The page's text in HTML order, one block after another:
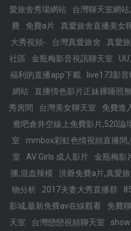
愛旅舍秀場網站
台灣聊天室網
費
免費a片 真愛旅舍直播美女
大秀視頻-
台灣真愛旅舍 真愛
社區
金瓶梅影音視訊聊天室
福利的直播app下載
live173影
網站
直播情色影片正妹裸睡照
秀房間
台灣美女聊天室 免費進
鴦吧倉井空線上免費影片,520論
室
mmbox彩虹色情視頻直播間
室
AV Girls 成人影片 金瓶梅影
播,混血辣模
洪爺免費a片,真愛
物分析
2017夫妻大秀直播群
影城,最新免費av在線觀看
免費
天室
台灣戀戀視頻聊天室